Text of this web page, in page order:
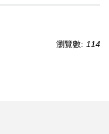
瀏覽數: 114